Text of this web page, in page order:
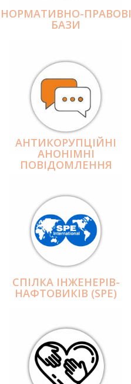
НОРМАТИВНО-ПРАВОВІ
БАЗИ
АНТИКОРУПЦІЙНІ
АНОНІМНІ
ПОВІДОМЛЕННЯ
СПІЛКА ІНЖЕНЕРІВ-
НАФТОВИКІВ (SPE)